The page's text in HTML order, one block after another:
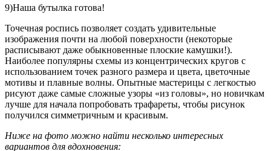
9)Наша бутылка готова!
Точечная роспись позволяет создать удивительные
изображения почти на любой поверхности (некоторые
расписывают даже обыкновенные плоские камушки!).
Наиболее популярны схемы из концентрических кругов с
использованием точек разного размера и цвета, цветочные
мотивы и плавные волны. Опытные мастерицы с легкостью
рисуют даже самые сложные узоры «из головы», но новичкам
лучше для начала попробовать трафареты, чтобы рисунок
получился симметричным и красивым.
Ниже на фото можно найти несколько интересных
вариантов для вдохновения: